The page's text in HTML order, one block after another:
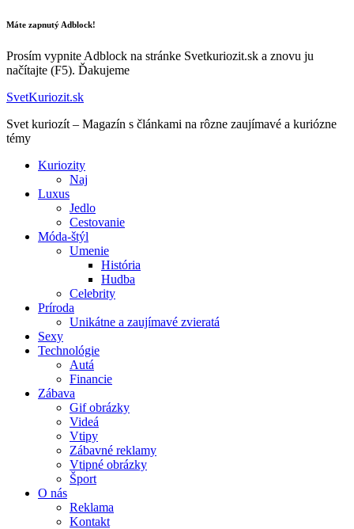
Máte zapnutý Adblock!
Prosím vypnite Adblock na stránke Svetkuriozit.sk a znovu ju
načítajte (F5). Ďakujeme
SvetKuriozit.sk
Svet kuriozít – Magazín s článkami na rôzne zaujímavé a kuriózne
témy
Kuriozity
Naj
Luxus
Jedlo
Cestovanie
Móda-štýl
Umenie
História
Hudba
Celebrity
Príroda
Unikátne a zaujímavé zvieratá
Sexy
Technológie
Autá
Financie
Zábava
Gif obrázky
Videá
Vtipy
Zábavné reklamy
Vtipné obrázky
Šport
O nás
Reklama
Kontakt